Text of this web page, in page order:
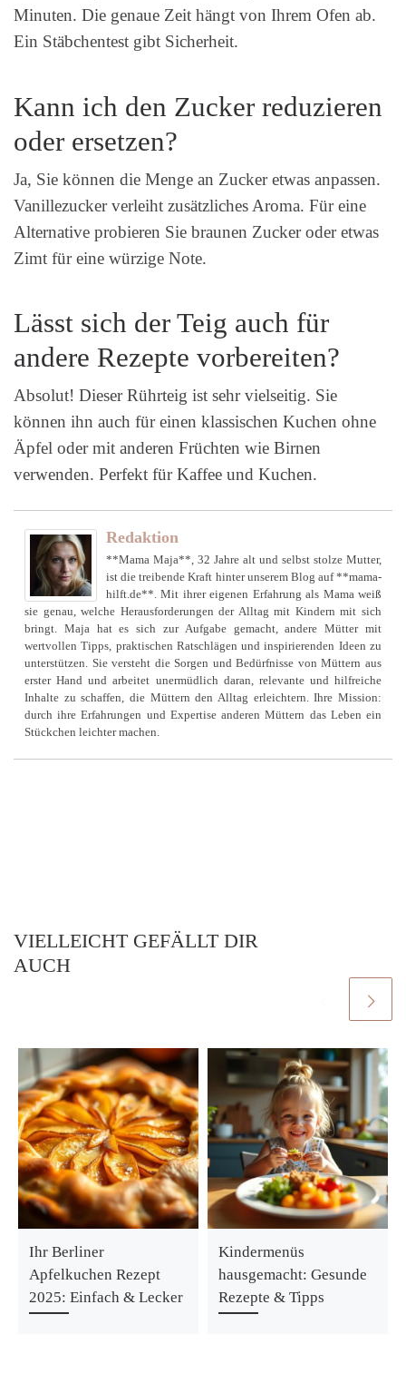
Minuten. Die genaue Zeit hängt von Ihrem Ofen ab.
Ein Stäbchentest gibt Sicherheit.
Kann ich den Zucker reduzieren
oder ersetzen?
Ja, Sie können die Menge an Zucker etwas anpassen.
Vanillezucker verleiht zusätzliches Aroma. Für eine
Alternative probieren Sie braunen Zucker oder etwas
Zimt für eine würzige Note.
Lässt sich der Teig auch für
andere Rezepte vorbereiten?
Absolut! Dieser Rührteig ist sehr vielseitig. Sie
können ihn auch für einen klassischen Kuchen ohne
Äpfel oder mit anderen Früchten wie Birnen
verwenden. Perfekt für Kaffee und Kuchen.
Redaktion
**Mama Maja**, 32 Jahre alt und selbst stolze Mutter,
ist die treibende Kraft hinter unserem Blog auf **mama-
hilft.de**. Mit ihrer eigenen Erfahrung als Mama weiß
sie genau, welche Herausforderungen der Alltag mit Kindern mit sich
bringt. Maja hat es sich zur Aufgabe gemacht, andere Mütter mit
wertvollen Tipps, praktischen Ratschlägen und inspirierenden Ideen zu
unterstützen. Sie versteht die Sorgen und Bedürfnisse von Müttern aus
erster Hand und arbeitet unermüdlich daran, relevante und hilfreiche
Inhalte zu schaffen, die Müttern den Alltag erleichtern. Ihre Mission:
durch ihre Erfahrungen und Expertise anderen Müttern das Leben ein
Stückchen leichter machen.
VIELLEICHT GEFÄLLT DIR
AUCH
Ihr Berliner
Apfelkuchen Rezept
2025: Einfach & Lecker
Kindermenüs
hausgemacht: Gesunde
Rezepte & Tipps